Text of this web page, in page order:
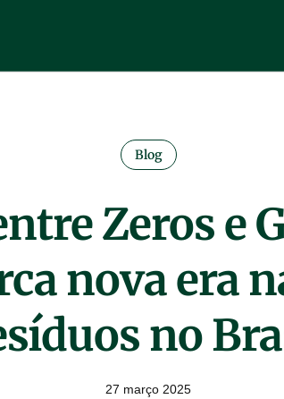
Blog
Zeros e
nova era
no
27 março 2025